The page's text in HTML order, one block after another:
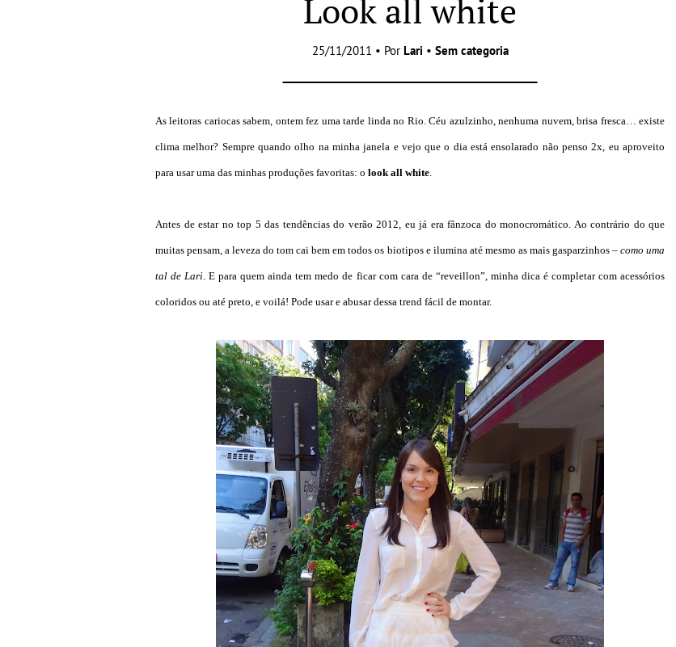
Look all white
25/11/2011 • Por Lari • Sem categoria
As leitoras cariocas sabem, ontem fez uma tarde linda no Rio. Céu azulzinho, nenhuma nuvem, brisa fresca… existe
clima melhor? Sempre quando olho na minha janela e vejo que o dia está ensolarado não penso 2x, eu aproveito
para usar uma das minhas produções favoritas: o look all white.
Antes de estar no top 5 das tendências do verão 2012, eu já era fãnzoca do monocromático. Ao contrário do que
muitas pensam, a leveza do tom cai bem em todos os biotipos e ilumina até mesmo as mais gasparzinhos – como uma
tal de Lari. E para quem ainda tem medo de ficar com cara de “reveillon”, minha dica é completar com acessórios
coloridos ou até preto, e voilá! Pode usar e abusar dessa trend fácil de montar.